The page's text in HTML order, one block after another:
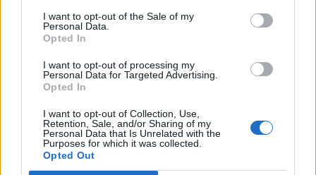
I want to opt-out of the Sale of my
Personal Data.
Opted In
I want to opt-out of processing my
Personal Data for Targeted Advertising.
Opted In
I want to opt-out of Collection, Use,
Retention, Sale, and/or Sharing of my
Personal Data that Is Unrelated with the
Purposes for which it was collected.
Opted Out
”luare de mită”
CAMPIONATUL MONDIAL DE FOTBAL
Norvegia – prima echipă
europeană calificată în
”optimi”. Haaland, din nou
decisiv